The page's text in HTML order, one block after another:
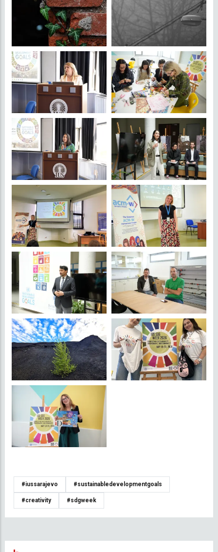
#iussarajevo #sustainabledevelopmentgoals
#creativity #sdgweek